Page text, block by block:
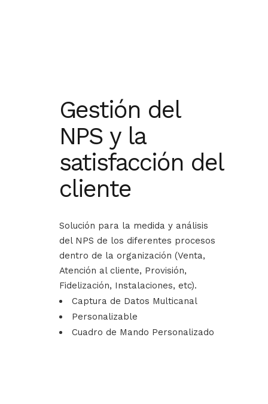
Gestión del
NPS y la
satisfacción del
cliente
Solución para la medida y análisis
del NPS de los diferentes procesos
dentro de la organización (Venta,
Atención al cliente, Provisión,
Fidelización, Instalaciones, etc).
Captura de Datos Multicanal
Personalizable
Cuadro de Mando Personalizado